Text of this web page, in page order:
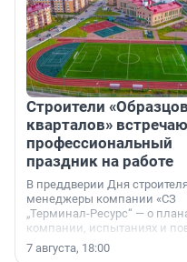
Строители
кварталов»
профессиональный
праздник на работе
В преддверии Дня
менеджеры компании «СЗ
„Терминал-Ресурс“ — о
компании, испытаниях и
осторожного оптимизма.
7 августа, 18:00